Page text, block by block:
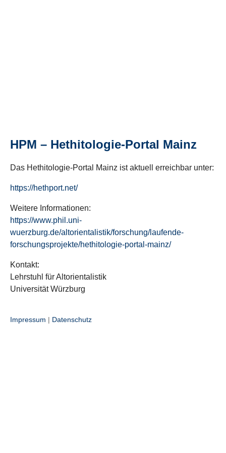
HPM – Hethitologie-Portal Mainz
Das Hethitologie-Portal Mainz ist aktuell erreichbar unter:
https://hethport.net/
Weitere Informationen:
https://www.phil.uni-
wuerzburg.de/altorientalistik/forschung/laufende-
forschungsprojekte/hethitologie-portal-mainz/
Kontakt:
Lehrstuhl für Altorientalistik
Universität Würzburg
Impressum | Datenschutz